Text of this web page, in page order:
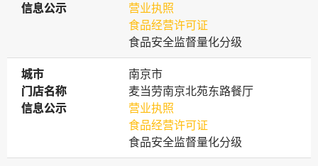
信息公示
信息公示
营业执照
食品经营许可证
食品安全监督量化分级
城市
城市
南京市
门店名称
门店名称
麦当劳南京北苑东路餐厅
信息公示
信息公示
营业执照
食品经营许可证
食品安全监督量化分级